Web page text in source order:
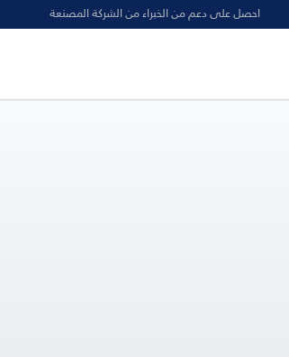
احصل على دعم من الخبراء من الشركة المصنعة